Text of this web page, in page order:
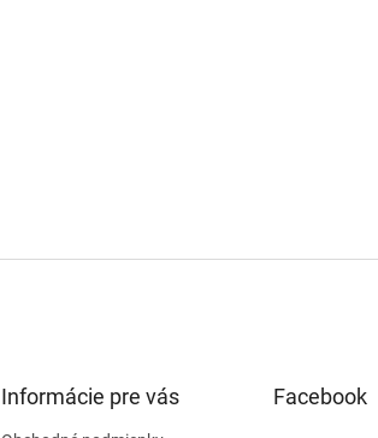
Informácie pre vás Facebook